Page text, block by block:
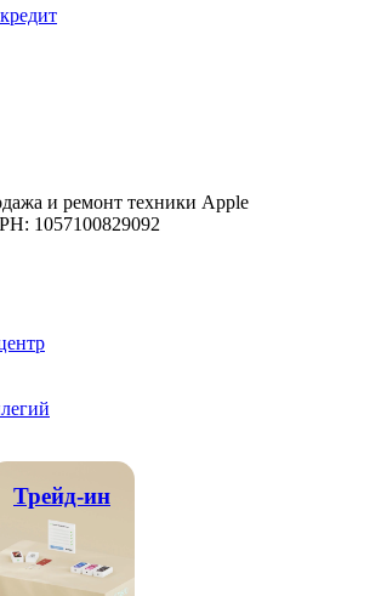
и ремонт техники Apple
1057100829092
Трейд-ин